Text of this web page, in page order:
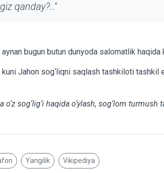
qanday?.."
bugun butun dunyoda salomatlik haqida
kuni Jahon sog‘liqni saqlash tashkiloti tashkil
o‘z sog‘lig‘i haqida o‘ylash, sog‘lom
Yangilik Vikipediya